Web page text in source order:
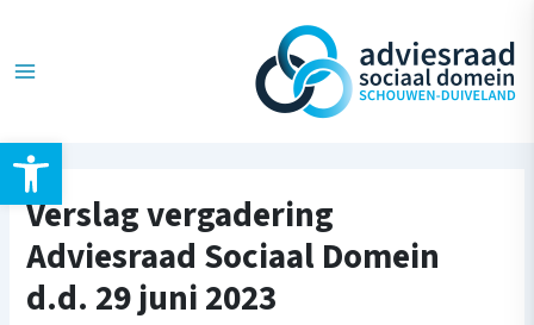
Toolbar openen
de
inhoud
Menu
Verslag vergadering
Adviesraad Sociaal Domein
d.d. 29 juni 2023